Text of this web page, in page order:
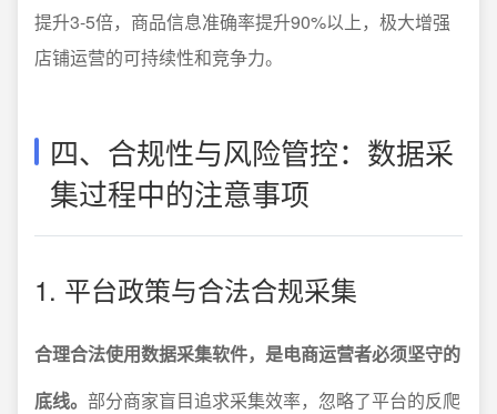
提升3-5倍，商品信息准确率提升90%以上，极大增强
店铺运营的可持续性和竞争力。
四、合规性与风险管控：数据采
集过程中的注意事项
1. 平台政策与合法合规采集
合理合法使用数据采集软件，是电商运营者必须坚守的
底线。 部分商家盲目追求采集效率，忽略了平台的反爬